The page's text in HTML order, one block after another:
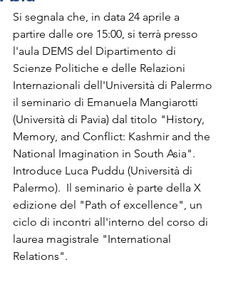
Si segnala che, in data 24 aprile a
partire dalle ore 15:00, si terrà presso
l'aula DEMS del Dipartimento di
Scienze Politiche e delle Relazioni
Internazionali dell'Università di Palermo
il seminario di Emanuela Mangiarotti
(Università di Pavia) dal titolo "History,
Memory, and Conflict: Kashmir and the
National Imagination in South Asia".
Introduce Luca Puddu (Università di
Palermo).  Il seminario è parte della X
edizione del "Path of excellence", un
ciclo di incontri all'interno del corso di
laurea magistrale "International
Relations".